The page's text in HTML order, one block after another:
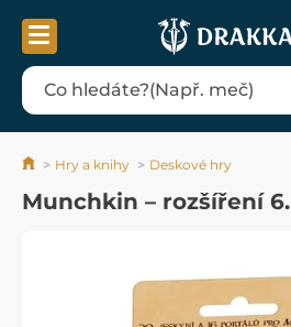
Hry a knihy Deskové hry
Munchkin – rozšíření 6.